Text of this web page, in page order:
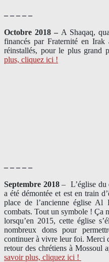
– – – – –
Octobre 2018 – A Shaqaq,
financés par Fraternité en
réinstallés, pour le plus grand
plus, cliquez ici !
– – – – –
Septembre 2018– L’église du
a été démontée et est en train
place de l’ancienne église Al
combats. Tout un symbole ! Ça
lorsqu’en 2015, cette église
nombreux dons pour
continuer à vivre leur foi. Merci
retour des chrétiens à Mossoul
savoir plus, cliquez ici !